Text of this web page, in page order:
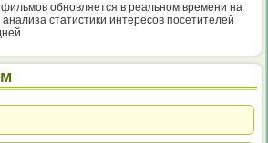
обновляется в реальном времени на
статистики интересов посетителей